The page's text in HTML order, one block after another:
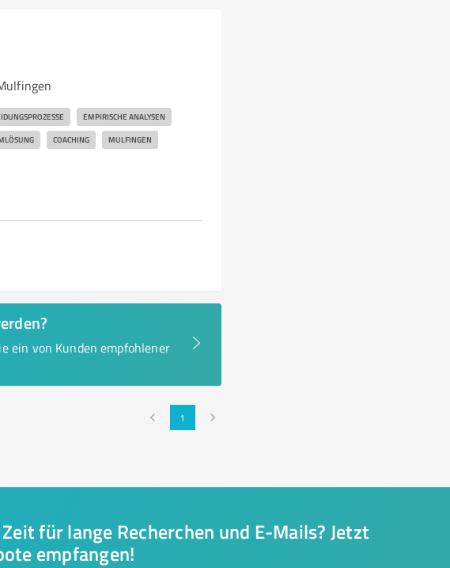
EMPIRISCHE ANALYSEN
COACHING MULFINGEN
ein von Kunden empfohlener
1
für lange Recherchen und E-Mails? Jetzt
empfangen!